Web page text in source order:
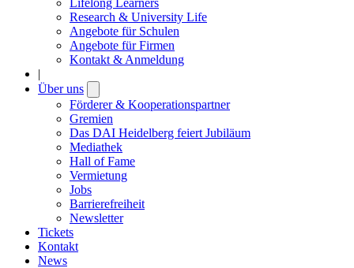
Research & University Life
Angebote für Schulen
Angebote für Firmen
Kontakt & Anmeldung
|
Über uns
submenu
Förderer & Kooperationspartner
Gremien
Das DAI Heidelberg feiert Jubiläum
Mediathek
Hall of Fame
Vermietung
Jobs
Barrierefreiheit
Newsletter
Tickets
Kontakt
News